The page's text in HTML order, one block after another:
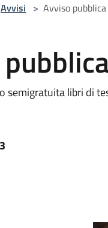
Avvisi > Avviso
semigratuita libri di